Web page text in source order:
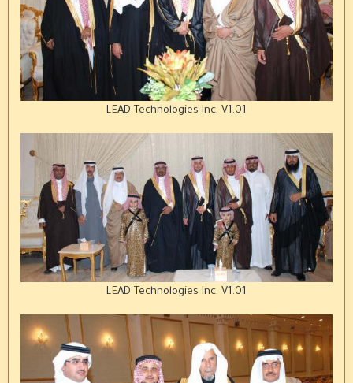
LEAD Technologies Inc. V1.01
LEAD Technologies Inc. V1.01